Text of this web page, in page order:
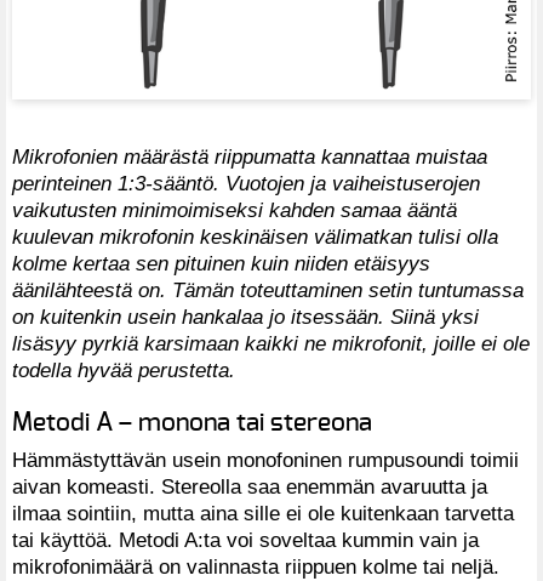
Mikrofonien määrästä riippumatta kannattaa muistaa
perinteinen 1:3-sääntö. Vuotojen ja vaiheistuserojen
vaikutusten minimoimiseksi kahden samaa ääntä
kuulevan mikrofonin keskinäisen välimatkan tulisi olla
kolme kertaa sen pituinen kuin niiden etäisyys
äänilähteestä on. Tämän toteuttaminen setin tuntumassa
on kuitenkin usein hankalaa jo itsessään. Siinä yksi
lisäsyy pyrkiä karsimaan kaikki ne mikrofonit, joille ei ole
todella hyvää perustetta.
Metodi A – monona tai stereona
Hämmästyttävän usein monofoninen rumpusoundi toimii
aivan komeasti. Stereolla saa enemmän avaruutta ja
ilmaa sointiin, mutta aina sille ei ole kuitenkaan tarvetta
tai käyttöä. Metodi A:ta voi soveltaa kummin vain ja
mikrofonimäärä on valinnasta riippuen kolme tai neljä.